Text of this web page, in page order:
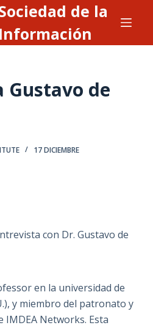
de la
Información
Gustavo de
17 DICIEMBRE
con Dr. Gustavo de
en la universidad de
y miembro del patronato y
IMDEA Networks. Esta